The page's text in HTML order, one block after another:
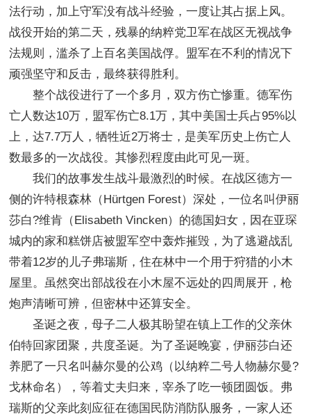
法行动，加上守军没有战斗经验，一度让其占据上风。
战役开始的第二天，残暴的纳粹党卫军在战区无视战争
法规则，滥杀了上百名美国战俘。盟军在不利的情况下
顽强坚守和反击，最终获得胜利。
整个战役进行了一个多月，双方伤亡惨重。德军伤
亡人数达10万，盟军伤亡8.1万，其中美国士兵占95%以
上，达7.7万人，牺牲近2万将士，是美军历史上伤亡人
数最多的一次战役。其惨烈程度由此可见一斑。
我们的故事发生战斗最激烈的时候。在战区德方一
侧的许特根森林（Hürtgen Forest）深处，一位名叫伊丽
莎白?维肯（Elisabeth Vincken）的德国妇女，因在亚琛
城内的家和糕饼店被盟军空中轰炸摧毁，为了逃避战乱
带着12岁的儿子弗瑞斯，住在林中一个用于狩猎的小木
屋里。虽然突出部战役在小木屋不远处的四周展开，枪
炮声清晰可辨，但密林中还算安全。
圣诞之夜，母子二人极其盼望在镇上工作的父亲休
伯特回家团聚，共度圣诞。为了圣诞晚宴，伊丽莎白还
养肥了一只名叫赫尔曼的公鸡（以纳粹二号人物赫尔曼?
戈林命名），等着丈夫归来，宰杀了吃一顿团圆饭。弗
瑞斯的父亲此刻应征在德国民防消防队服务，一家人还